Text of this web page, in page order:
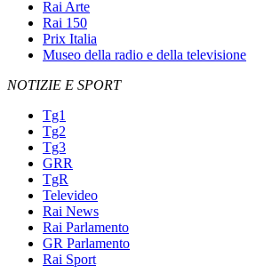
Rai Arte
Rai 150
Prix Italia
Museo della radio e della televisione
NOTIZIE E SPORT
Tg1
Tg2
Tg3
GRR
TgR
Televideo
Rai News
Rai Parlamento
GR Parlamento
Rai Sport